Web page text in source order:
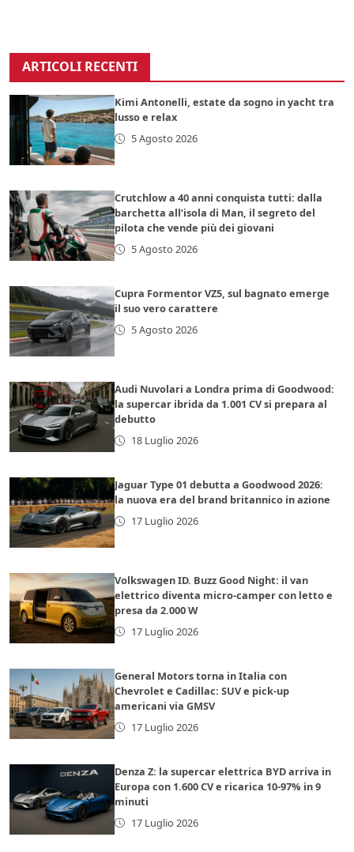
ARTICOLI RECENTI
Kimi Antonelli, estate da sogno in yacht tra
lusso e relax
5 Agosto 2026
Crutchlow a 40 anni conquista tutti: dalla
barchetta all’isola di Man, il segreto del
pilota che vende più dei giovani
5 Agosto 2026
Cupra Formentor VZ5, sul bagnato emerge
il suo vero carattere
5 Agosto 2026
Audi Nuvolari a Londra prima di Goodwood:
la supercar ibrida da 1.001 CV si prepara al
debutto
18 Luglio 2026
Jaguar Type 01 debutta a Goodwood 2026:
la nuova era del brand britannico in azione
17 Luglio 2026
Volkswagen ID. Buzz Good Night: il van
elettrico diventa micro-camper con letto e
presa da 2.000 W
17 Luglio 2026
General Motors torna in Italia con
Chevrolet e Cadillac: SUV e pick-up
americani via GMSV
17 Luglio 2026
Denza Z: la supercar elettrica BYD arriva in
Europa con 1.600 CV e ricarica 10-97% in 9
minuti
17 Luglio 2026